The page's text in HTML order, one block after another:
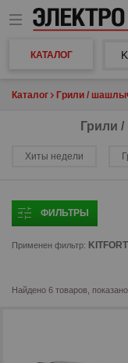
КАТАЛОГ
Каталог Грили /
Грили
Хиты недели
ФИЛЬТРЫ
Применен фильтр: KITFORT
Найдено 6 товаров,